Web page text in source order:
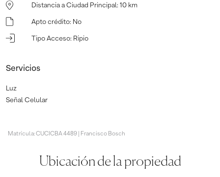
Distancia a Ciudad Principal : 10 km
Apto crédito: No
Tipo Acceso: Ripio
Servicios
Luz
Señal Celular
Matrícula: CUCICBA 4489 | Francisco Bosch
Ubicación de la propiedad